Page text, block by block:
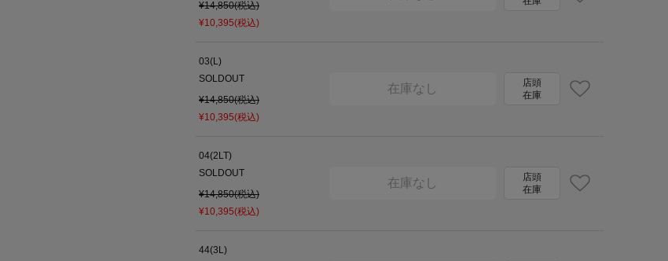
¥14,850(税込)
¥10,395(税込)
03(L)
SOLDOUT
¥14,850(税込)
¥10,395(税込)
在庫なし
店頭
在庫
04(2LT)
SOLDOUT
¥14,850(税込)
¥10,395(税込)
在庫なし
店頭
在庫
44(3L)